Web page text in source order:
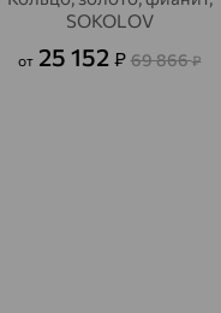
SOKOLOV
от 25 152 ₽ 69 866₽